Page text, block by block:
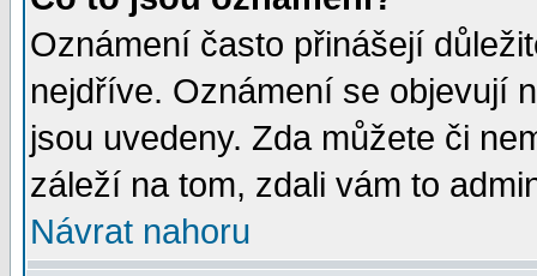
Oznámení často přinášejí
nejdříve. Oznámení se objevují
jsou uvedeny. Zda můžete či
záleží na tom, zdali vám to
Návrat nahoru